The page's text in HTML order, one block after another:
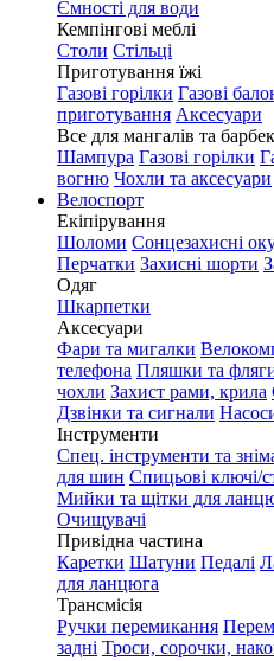
Ємності для води
Кемпінгові меблі
Столи Стільці
Приготування їжі
Газові горілки Газові
приготування Аксесуари
Все для мангалів та
Шампура Газові горілки
вогню Чохли та аксесуари
Велоспорт
Екіпірування
Шоломи Сонцезахисні
Перчатки Захисні шорти
Одяг
Шкарпетки
Аксесуари
Фари та мигалки
телефона Пляшки та
чохли Захист рами, крила
Дзвінки та сигнали
Інструменти
Спец. інструменти та
для шин Спицьові ключі/
Мийки та щітки для
Очищувачі
Привідна частина
Каретки Шатуни Педалі
для ланцюга
Трансмісія
Ручки перемикання
задні Троси, сорочки,